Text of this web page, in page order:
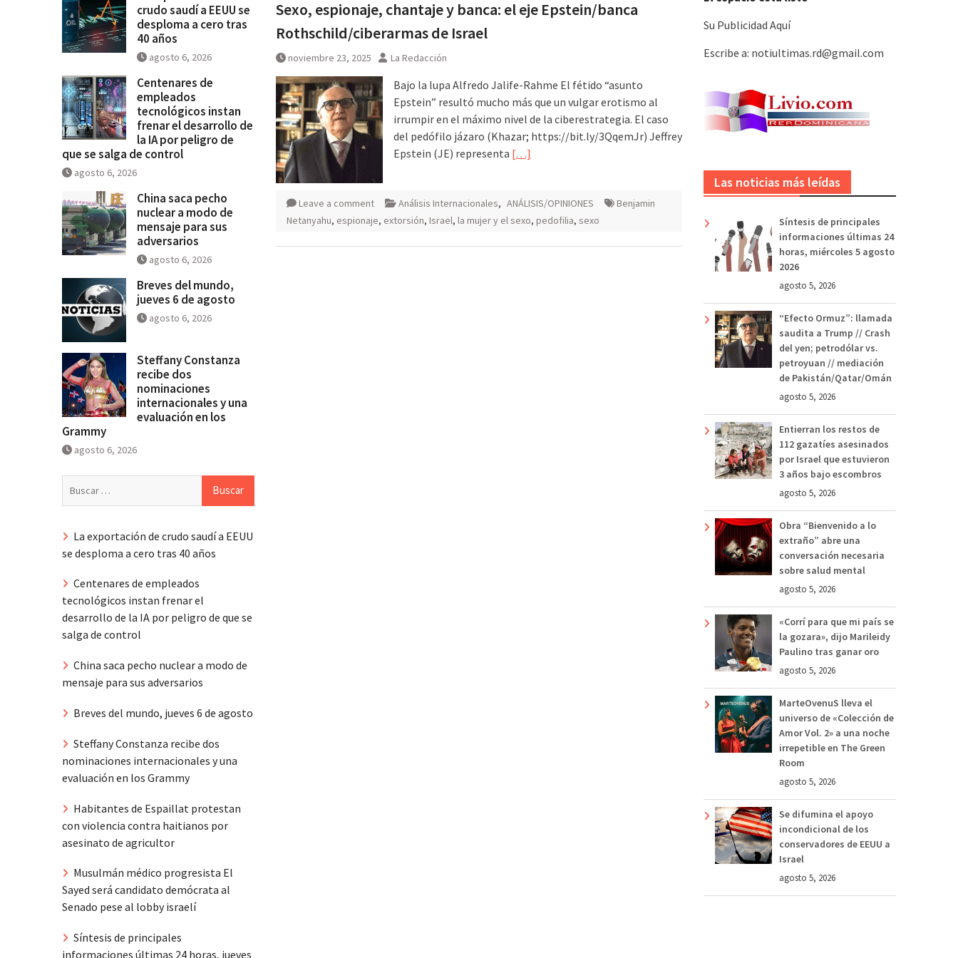
se desploma a cero tras 40 añosSexo, espionaje, chantaje y banca: el eje Epstein/banca
Rothschild/ciberarmas de Israel
noviembre 23, 2025 La Redacción
Bajo la lupa Alfredo Jalife-Rahme El fétido “asunto
Epstein” resultó mucho más que un vulgar erotismo al
irrumpir en el máximo nivel de la ciberestrategia. El caso
del pedófilo jázaro (Khazar; https://bit.ly/3QqemJr) Jeffrey
Epstein (JE) representa […]
Leave a comment Análisis Internacionales, ANÁLISIS/OPINIONES
Benjamin
Netanyahu, espionaje, extorsión, Israel, la mujer y el sexo, pedofilia, sexo
Su Publicidad Aquí
Escribe a: notiultimas.rd@gmail.com
Las noticias más leídas
Síntesis de principales
informaciones últimas 24
horas, miércoles 5 agosto
2026
agosto 5, 2026
“Efecto Ormuz”: llamada
saudita a Trump // Crash
del yen; petrodólar vs.
petroyuan // mediación
de Pakistán/Qatar/Omán
agosto 5, 2026
Entierran los restos de
112 gazatíes asesinados
por Israel que estuvieron
3 años bajo escombros
agosto 5, 2026
Obra “Bienvenido a lo
extraño” abre una
conversación necesaria
sobre salud mental
agosto 5, 2026
«Corrí para que mi país se
la gozara», dijo Marileidy
Paulino tras ganar oro
agosto 5, 2026
MarteOvenuS lleva el
universo de «Colección de
Amor Vol. 2» a una noche
irrepetible en The Green
Room
agosto 5, 2026
Se difumina el apoyo
incondicional de los
conservadores de EEUU a
Israel
agosto 5, 2026
crudo saudí a EEUU se
desploma a cero tras
40 años
agosto 6, 2026
Centenares de
empleados
tecnológicos instan
frenar el desarrollo de
la IA por peligro de
que se salga de control
agosto 6, 2026
China saca pecho
nuclear a modo de
mensaje para sus
adversarios
agosto 6, 2026
Breves del mundo,
jueves 6 de agosto
agosto 6, 2026
Steffany Constanza
recibe dos
nominaciones
internacionales y una
evaluación en los
Grammy
agosto 6, 2026
La exportación de crudo saudí a EEUU
se desploma a cero tras 40 años
Centenares de empleados
tecnológicos instan frenar el
desarrollo de la IA por peligro de que se
salga de control
China saca pecho nuclear a modo de
mensaje para sus adversarios
Breves del mundo, jueves 6 de agosto
Steffany Constanza recibe dos
nominaciones internacionales y una
evaluación en los Grammy
Habitantes de Espaillat protestan
con violencia contra haitianos por
asesinato de agricultor
Musulmán médico progresista El
Sayed será candidato demócrata al
Senado pese al lobby israelí
Síntesis de principales
informaciones últimas 24 horas, jueves